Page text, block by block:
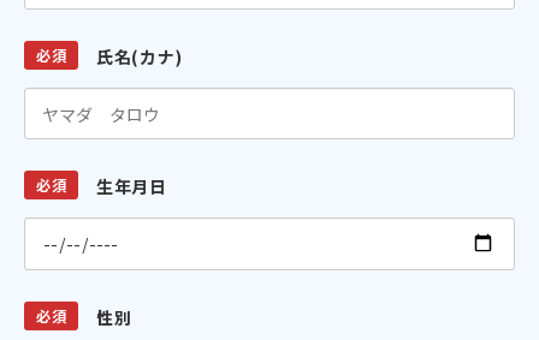
必須 氏名(カナ)
必須 生年月日
必須
性別